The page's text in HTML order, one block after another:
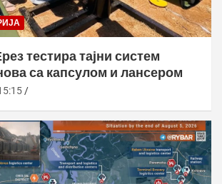
тестира тајни систем
са капсулом и лансером